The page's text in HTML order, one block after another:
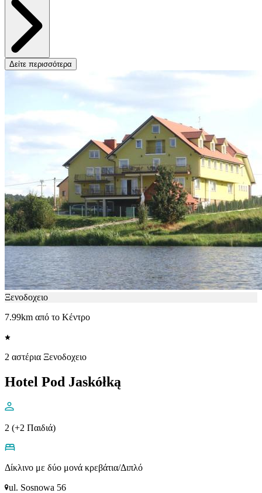
Δείτε περισσότερα
Ξενοδοχειο
7.99km από το Κέντρο
2 αστέρια Ξενοδοχειο
Hotel Pod Jaskółką
2 (+2 Παιδιά)
Δίκλινο με δύο μονά κρεβάτια/Διπλό
ul. Sosnowa 56